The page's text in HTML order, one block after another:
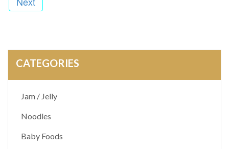
CATEGORIES
Jam / Jelly
Noodles
Baby Foods